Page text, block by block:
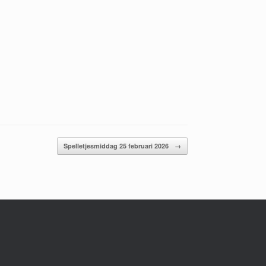
Spelletjesmiddag 25 februari 2026 →